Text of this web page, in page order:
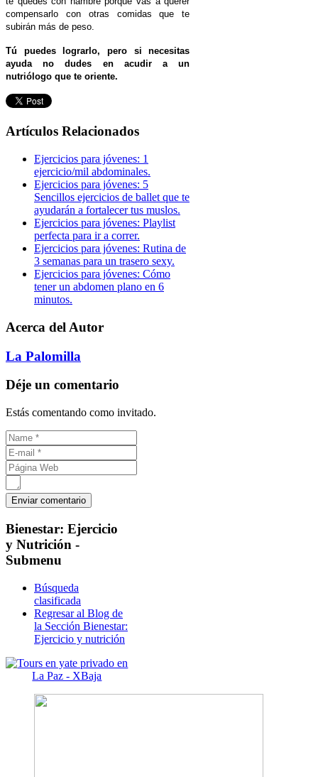
compensarlo con otras comidas que te
subirán más de peso.
Tú puedes lograrlo, pero si necesitas
ayuda no dudes en acudir a un
nutriólogo que te oriente.
Artículos Relacionados
Ejercicios para jóvenes: 1
ejercicio/mil abdominales.
Ejercicios para jóvenes: 5
Sencillos ejercicios de ballet que te
ayudarán a fortalecer tus muslos.
Ejercicios para jóvenes: Playlist
perfecta para ir a correr.
Ejercicios para jóvenes: Rutina de
3 semanas para un trasero sexy.
Ejercicios para jóvenes: Cómo
tener un abdomen plano en 6
minutos.
Acerca del Autor
La Palomilla
Déje un comentario
Estás comentando como invitado.
Bienestar: Ejercicio
y Nutrición -
Submenu
Búsqueda
clasificada
Regresar al Blog de
la Sección Bienestar:
Ejercicio y nutrición